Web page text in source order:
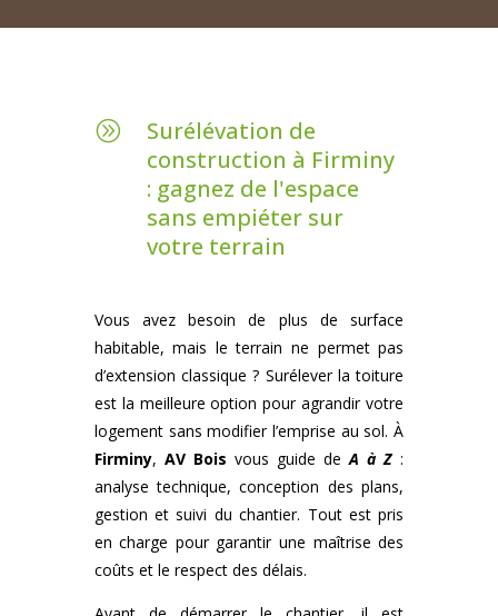
A
Surélévation de
construction à Firminy
: gagnez de l'espace
sans empiéter sur
votre terrain
Vous avez besoin de plus de surface
habitable, mais le terrain ne permet pas
d’extension classique ? Surélever la toiture
est la meilleure option pour agrandir votre
logement sans modifier l’emprise au sol. À
Firminy, AV Bois vous guide deA à Z:
analyse technique, conception des plans,
gestion et suivi du chantier. Tout est pris
en charge pour garantir une maîtrise des
coûts et le respect des délais.